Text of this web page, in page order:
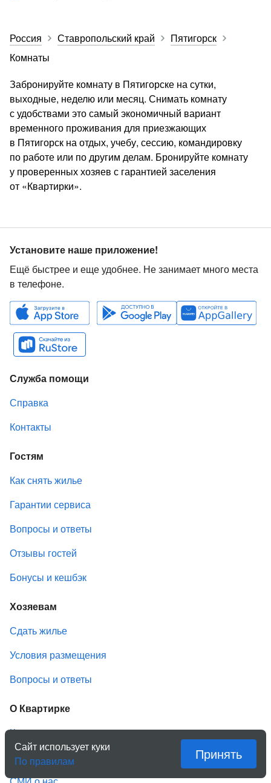
Россия Ставропольский край
Пятигорск
Комнаты
Забронируйте комнату в Пятигорске на сутки,
выходные, неделю или месяц. Снимать комнату
с удобствами это самый экономичный вариант
временного проживания для приезжающих
в Пятигорск на отдых, учебу, сессию, командировку
по работе или по другим делам. Бронируйте комнату
у проверенных хозяев с гарантией заселения
от «Квартирки».
Установите наше приложение!
Ещё быстрее и еще удобнее. Не занимает много места
в телефоне.
Служба помощи
Справка
Контакты
Гостям
Как снять жилье
Гарантии сервиса
Вопросы и ответы
Отзывы гостей
Бонусы и кешбэк
Хозяевам
Сдать жилье
Условия размещения
Вопросы и ответы
О Квартирке
Компания
История
Сайт использует куки
По правилам
Принять